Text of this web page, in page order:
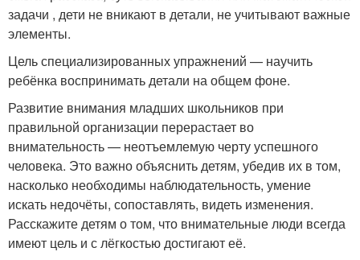
задачи , дети не вникают в детали, не учитывают важные
элементы.
Цель специализированных упражнений — научить
ребёнка воспринимать детали на общем фоне.
Развитие внимания младших школьников при
правильной организации перерастает во
внимательность — неотъемлемую черту успешного
человека. Это важно объяснить детям, убедив их в том,
насколько необходимы наблюдательность, умение
искать недочёты, сопоставлять, видеть изменения.
Расскажите детям о том, что внимательные люди всегда
имеют цель и с лёгкостью достигают её.